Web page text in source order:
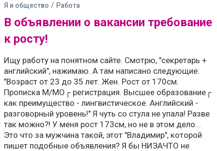
Я и общество / Работа
В объявлении о вакансии требование
к росту!
Ищу работу на понятном сайте. Смотрю, "секретарь +
английский", нажимаю. А там написано следующие:
"Возраст от 23 до 35 лет. Жен. Рост от 170см.
Прописка М/МО┌ регистрация. Высшее образование┌
как преимущество - лингвистическое. Английский -
разговорный уровень!" Я чуть со стула не упала! Разве
так можно?! У меня рост 173см, но не в этом дело...
Это что за мужчина такой, этот "Владимир", которой
пишет подобные объявления? Я бы НИЗАЧТО не